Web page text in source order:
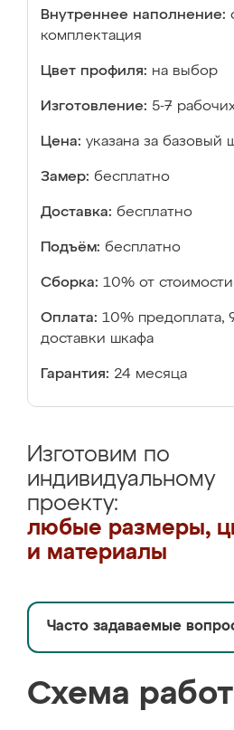
Внутреннее наполнение:
комплектация
Цвет профиля: на выбор
Изготовление: 5-7
Цена: указана за базовый
Замер: бесплатно
Доставка: бесплатно
Подъём: бесплатно
Сборка: 10% от стоимости
Оплата: 10% предоплата,
доставки шкафа
Гарантия: 24 месяца
Изготовим по
индивидуальному
проекту:
любые размеры,
и материалы
Часто задаваемые
Схема